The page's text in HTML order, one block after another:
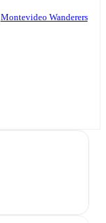
Montevideo Wanderers